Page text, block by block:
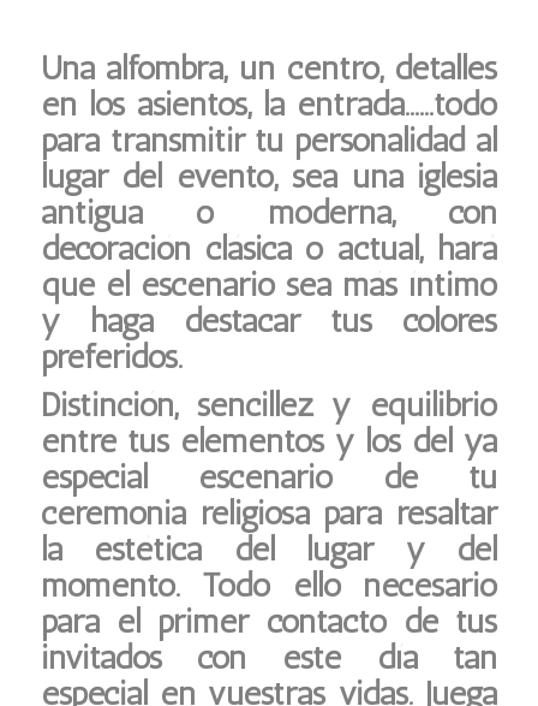
Una alfombra, un centro, detalles
en los asientos, la entrada……todo
para transmitir tu personalidad al
lugar del evento, sea una iglesia
antigua o moderna, con
decoración clásica o actual, hará
que el escenario sea más íntimo
y haga destacar tus colores
preferidos.
Distinción, sencillez y equilibrio
entre tus elementos y los del ya
especial escenario de tu
ceremonia religiosa para resaltar
la estética del lugar y del
momento. Todo ello necesario
para el primer contacto de tus
invitados con este día tan
especial en vuestras vidas. Juega